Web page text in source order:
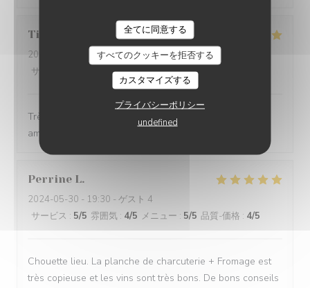
全てに同意する
すべてのクッキーを拒否する
カスタマイズする
プライバシーポリシー
undefined
Tiphaine
2024-05-31
- 20:30 - ゲスト 2
サービス
雰囲気:5/5 メニュー:5/5
Très bonnes bouteilles, produits de super qualité,
ambiance cosy et animée
Perrine L
2024-05-30 - 19:30 - ゲスト 4
サービス : 5/5 雰囲気 : 4/5 メニュー : 5/5 品質-価格 : 4/5
Chouette lieu. La planche de charcuterie + Fromage est
très copieuse et les vins sont très bons. De bons conseils